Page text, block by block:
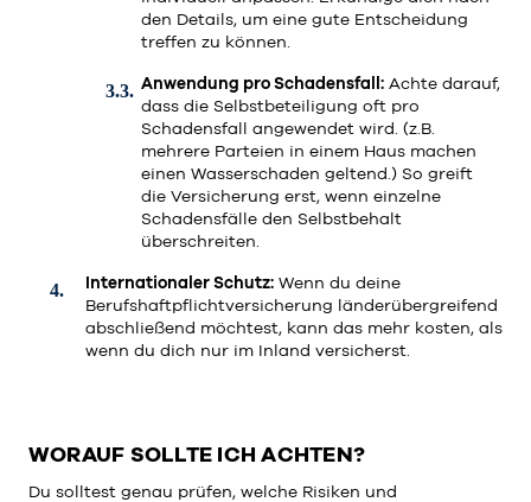
den Details, um eine gute Entscheidung
treffen zu können.
Anwendung pro Schadensfall: Achte darauf,
dass die Selbstbeteiligung oft pro
Schadensfall angewendet wird. (z.B.
mehrere Parteien in einem Haus machen
einen Wasserschaden geltend.) So greift
die Versicherung erst, wenn einzelne
Schadensfälle den Selbstbehalt
überschreiten.
Internationaler Schutz:Wenn du deine
Berufshaftpflichtversicherung länderübergreifend
abschließend möchtest, kann das mehr kosten, als
wenn du dich nur im Inland versicherst.
WORAUF SOLLTE ICH ACHTEN?
Du solltest genau prüfen, welche Risiken und